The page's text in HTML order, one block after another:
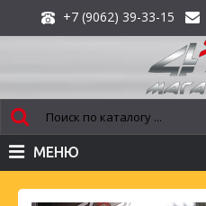
+7 (9062) 39-33-15
МЕНЮ